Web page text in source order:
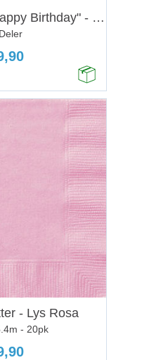
Leddbanner - "Happy Birthday" - Rosegull
- Lys Rosa
- 20pk